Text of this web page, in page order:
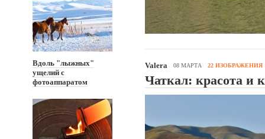
Вдоль "лыжных"
ущелий с
фотоаппаратом
Valera 08 МАРТА 22 ИЗОБРАЖЕНИЯ
Чаткал: красота и